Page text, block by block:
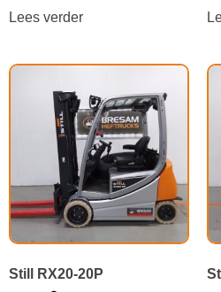
Lees verder
Still RX20-20P